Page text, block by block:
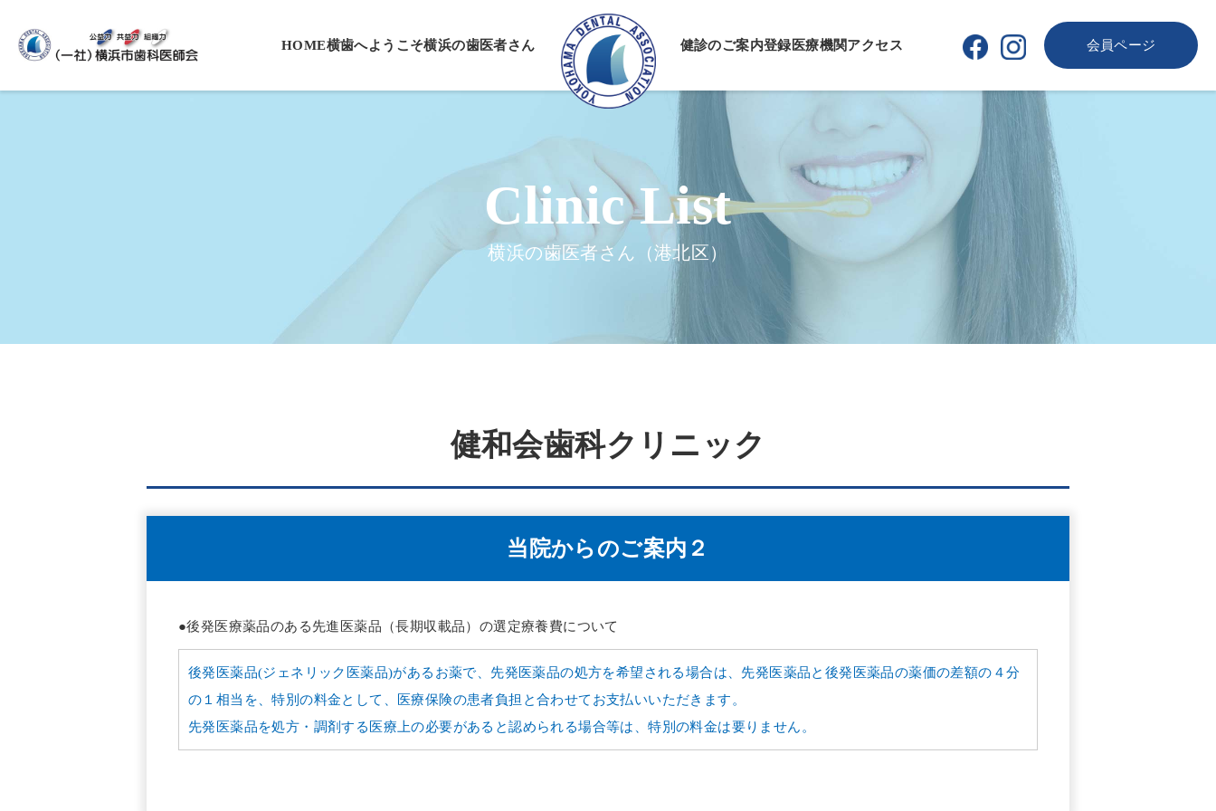
HOME横歯へようこそ横浜の歯医者さん 健診のご案内登録医療機関アクセス 会員ページ
横浜の歯医者さん（港北区）
健和会歯科クリニック
当院からのご案内２
●後発医療薬品のある先進医薬品（長期収載品）の選定療養費について
後発医薬品(ジェネリック医薬品)があるお薬で、先発医薬品の処方を希望される場合は、先発医薬品と後発医薬品の薬価の差額の４分
の１相当を、特別の料金として、医療保険の患者負担と合わせてお支払いいただきます。
先発医薬品を処方・調剤する医療上の必要があると認められる場合等は、特別の料金は要りません。